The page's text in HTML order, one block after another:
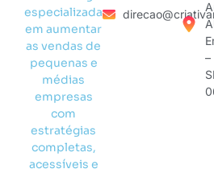
especializada
em aumentar
as vendas de
pequenas e
médias
empresas
com
estratégias
completas,
acessíveis e
–